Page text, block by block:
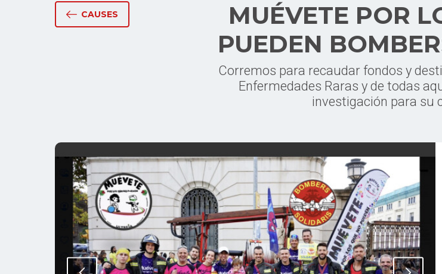
CAUSES
MUÉVETE POR
PUEDEN
Corremos para recaudar fondos y
Enfermedades Raras y de todas
investigación para su